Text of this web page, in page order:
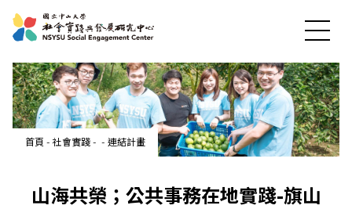
首頁 - 社會實踐 - - 連結計畫
山海共榮；公共事務在地實踐-旗山